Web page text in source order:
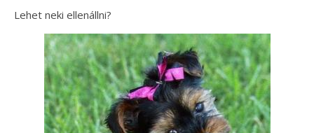
Lehet neki ellenállni?